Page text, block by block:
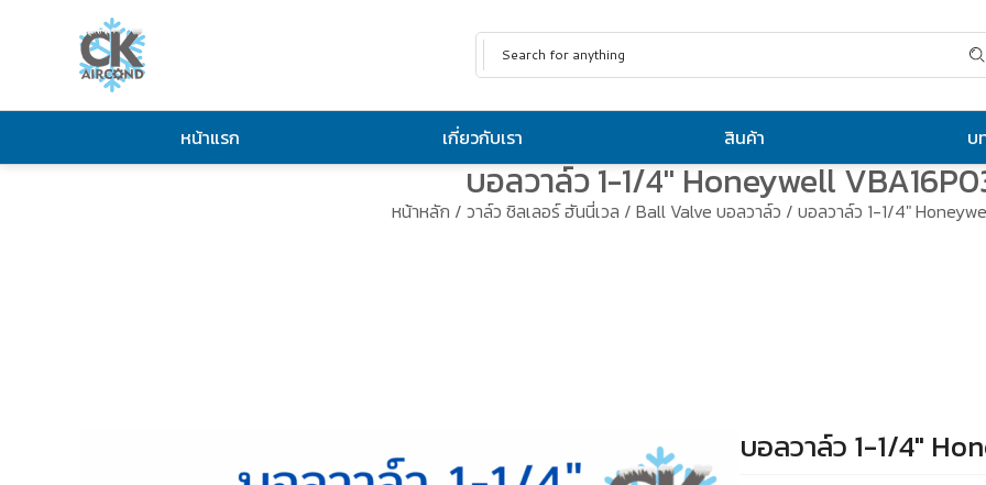
หน้าแรก เกี่ยวกับเรา สินค้า บ
บอลวาล์ว 1-1/4″ Honeywell
หน้าหลัก / วาล์ว ชิลเลอร์ ฮันนี่เวล / Ball Valve บอลวาล์ว / บอลวาล์ว 1-1/4″
บอลวาล์ว 1-1/4″